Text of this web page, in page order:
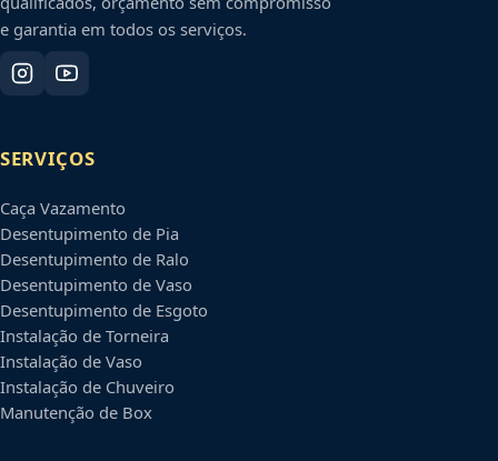
e garantia em todos os serviços.
SERVIÇOS
Caça Vazamento
Desentupimento de Pia
Desentupimento de Ralo
Desentupimento de Vaso
Desentupimento de Esgoto
Instalação de Torneira
Instalação de Vaso
Instalação de Chuveiro
Manutenção de Box